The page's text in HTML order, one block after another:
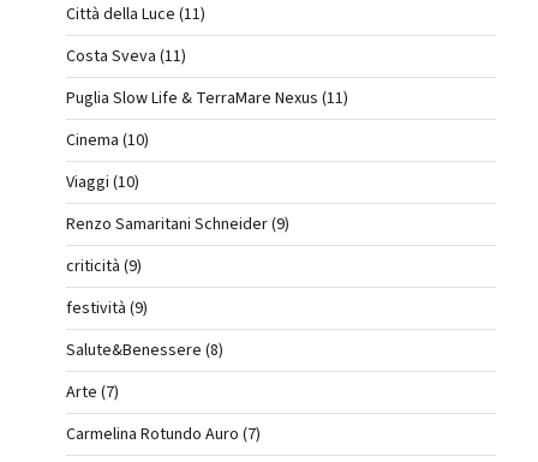
Città della Luce (11)
Costa Sveva (11)
Puglia Slow Life & TerraMare Nexus (11)
Cinema (10)
Viaggi (10)
Renzo Samaritani Schneider (9)
criticità (9)
festività (9)
Salute&Benessere (8)
Arte (7)
Carmelina Rotundo Auro (7)